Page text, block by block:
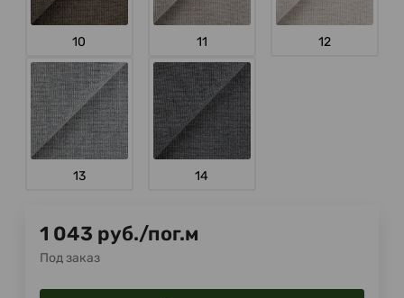
10 11 12
13 14
1 043 руб./пог.м
Под заказ